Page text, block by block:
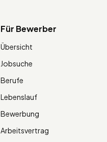
Für Bewerber
Übersicht
Jobsuche
Berufe
Lebenslauf
Bewerbung
Arbeitsvertrag